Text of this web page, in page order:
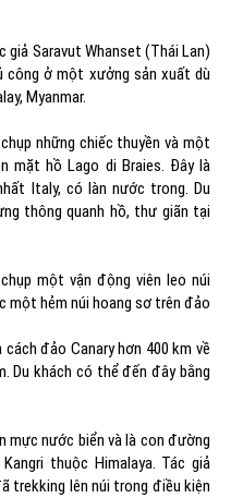
giả Saravut Whanset (Thái Lan)
ở một xưởng sản xuất dù
Myanmar.
những chiếc thuyền và một
mặt hồ Lago di Braies. Đây là
Italy, có làn nước trong. Du
thông quanh hồ, thư giãn tại
một vận động viên leo núi
một hẻm núi hoang sơ trên đảo
đảo Canary hơn 400 km về
Du khách có thể đến đây bằng
mực nước biển và là con đường
thuộc Himalaya. Tác giả
trekking lên núi trong điều kiện